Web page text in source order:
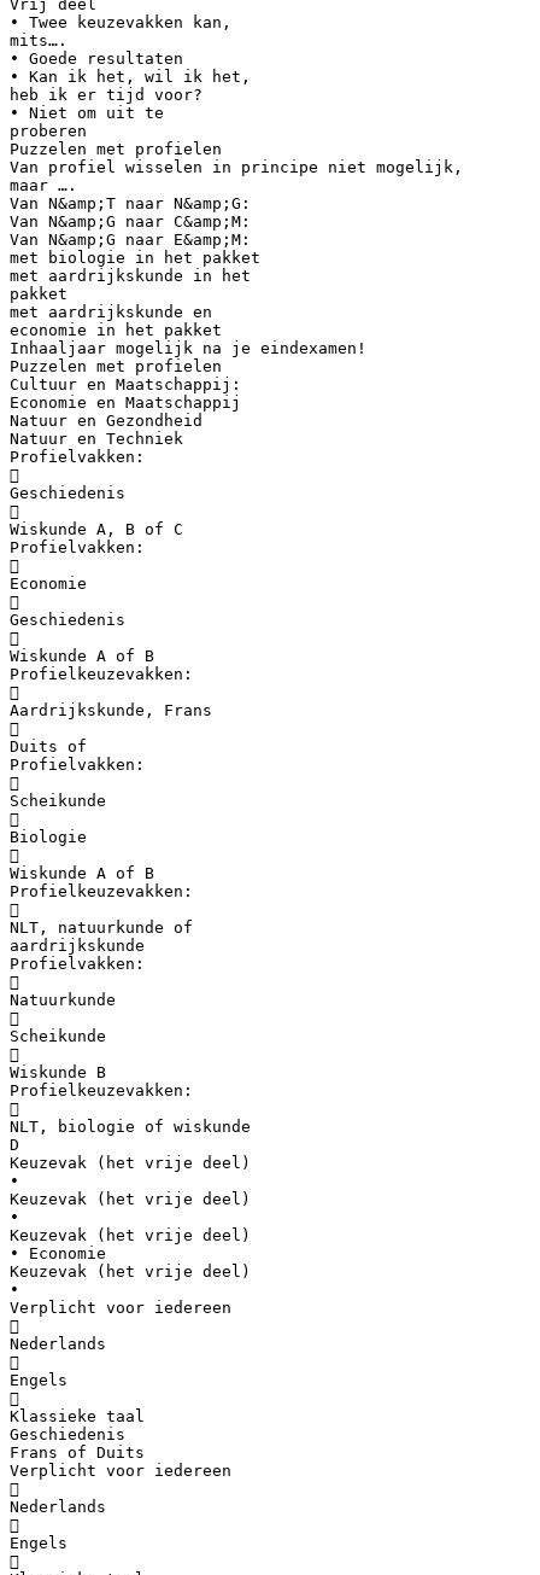
Vrij deel
• Twee keuzevakken kan,
mits….
• Goede resultaten
• Kan ik het, wil ik het,
heb ik er tijd voor?
• Niet om uit te
proberen
Puzzelen met profielen
Van profiel wisselen in principe niet mogelijk,
maar ….
Van N&amp;T naar N&amp;G:
Van N&amp;G naar C&amp;M:
Van N&amp;G naar E&amp;M:
met biologie in het pakket
met aardrijkskunde in het
pakket
met aardrijkskunde en
economie in het pakket
Inhaaljaar mogelijk na je eindexamen!
Puzzelen met profielen
Cultuur en Maatschappij:
Economie en Maatschappij
Natuur en Gezondheid
Natuur en Techniek
Profielvakken:

Geschiedenis

Wiskunde A, B of C
Profielvakken:

Economie

Geschiedenis

Wiskunde A of B
Profielkeuzevakken:

Aardrijkskunde, Frans

Duits of
Profielvakken:

Scheikunde

Biologie

Wiskunde A of B
Profielkeuzevakken:

NLT, natuurkunde of
aardrijkskunde
Profielvakken:

Natuurkunde

Scheikunde

Wiskunde B
Profielkeuzevakken:

NLT, biologie of wiskunde
D
Keuzevak (het vrije deel)
•
Keuzevak (het vrije deel)
•
Keuzevak (het vrije deel)
• Economie
Keuzevak (het vrije deel)
•
Verplicht voor iedereen

Nederlands

Engels

Klassieke taal
Geschiedenis
Frans of Duits
Verplicht voor iedereen

Nederlands

Engels
